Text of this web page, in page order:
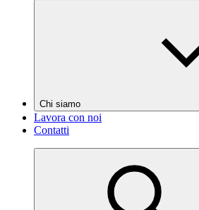
Chi siamo
Lavora con noi
Contatti